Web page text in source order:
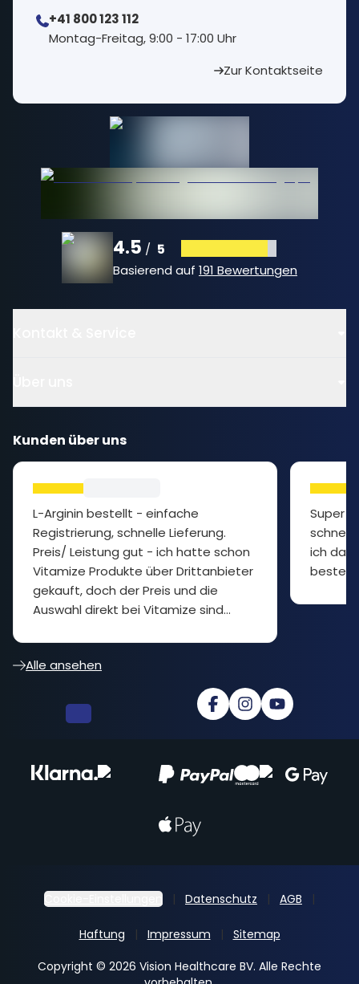
+41 800 123 112
⁠Montag-Freitag, 9:00 - 17:00 Uhr
Zur Kontaktseite
4.5 / 5
Basierend auf 191 Bewertungen
Kunden über uns
L-Arginin bestellt - einfache
Registrierung, schnelle Lieferung.
Preis/ Leistung gut - ich hatte schon
Vitamize Produkte über Drittanbieter
gekauft, doch der Preis und die
Auswahl direkt bei Vitamize sind
Super
ich das
Alle ansehen
Cookie-Einstellungen Datenschutz AGB
Haftung Impressum
Sitemap
Copyright © 2026 Vision Healthcare BV. Alle Rechte